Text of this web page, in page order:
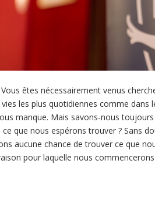
êtes nécessairement venus
les plus quotidiennes comme
manque. Mais savons-nous
que nous espérons trouver ? Sans
aucune chance de trouver ce que
pour laquelle nous